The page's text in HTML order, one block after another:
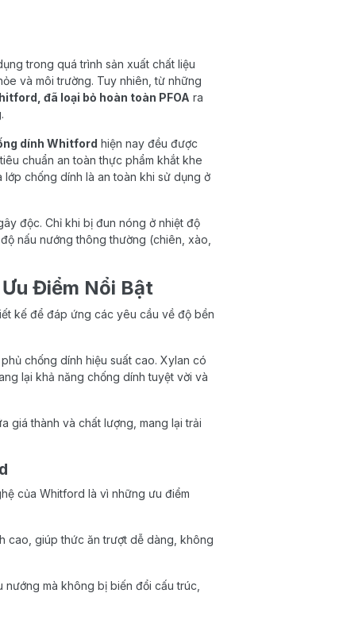
trong quá trình sản xuất chất liệu
và môi trường. Tuy nhiên, từ những
đã loại bỏ hoàn toàn PFOA ra
dính Whitford hiện nay đều được
chuẩn an toàn thực phẩm khắt khe
chống dính là an toàn khi sử dụng ở
độc. Chỉ khi bị đun nóng ở nhiệt độ
nấu nướng thông thường (chiên, xào,
Điểm Nổi Bật
kế để đáp ứng các yêu cầu về độ bền
chống dính hiệu suất cao. Xylan có
lại khả năng chống dính tuyệt vời và
giá thành và chất lượng, mang lại trải
của Whitford là vì những ưu điểm
cao, giúp thức ăn trượt dễ dàng, không
mà không bị biến đổi cấu trúc,